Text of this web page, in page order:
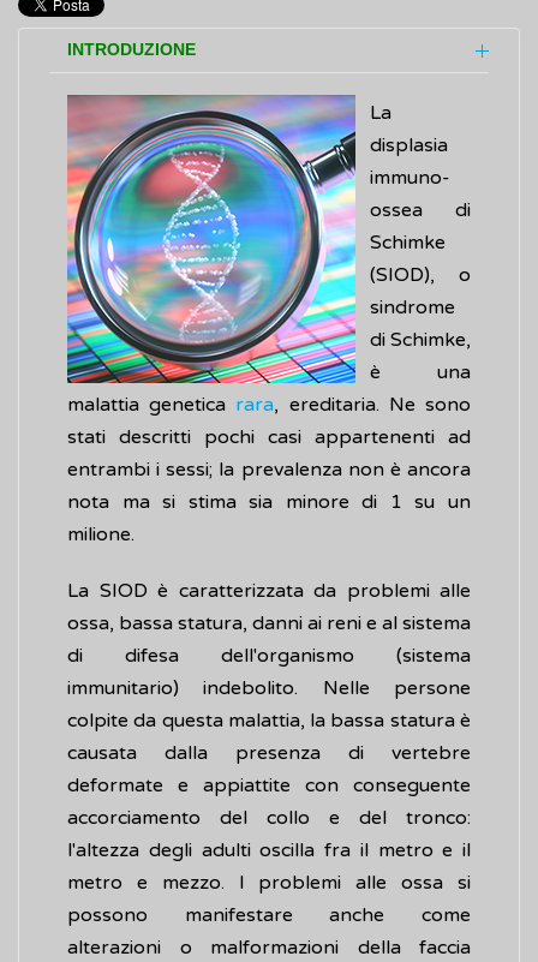
INTRODUZIONE
La
displasia
immuno-
ossea di
Schimke
(SIOD), o
sindrome
di Schimke,
è una
malattia genetica rara, ereditaria. Ne sono
stati descritti pochi casi appartenenti ad
entrambi i sessi; la prevalenza non è ancora
nota ma si stima sia minore di 1 su un
milione.
La SIOD è caratterizzata da problemi alle
ossa, bassa statura, danni ai reni e al sistema
di difesa dell'organismo (sistema
immunitario) indebolito. Nelle persone
colpite da questa malattia, la bassa statura è
causata dalla presenza di vertebre
deformate e appiattite con conseguente
accorciamento del collo e del tronco:
l'altezza degli adulti oscilla fra il metro e il
metro e mezzo. I problemi alle ossa si
possono manifestare anche come
alterazioni o malformazioni della faccia